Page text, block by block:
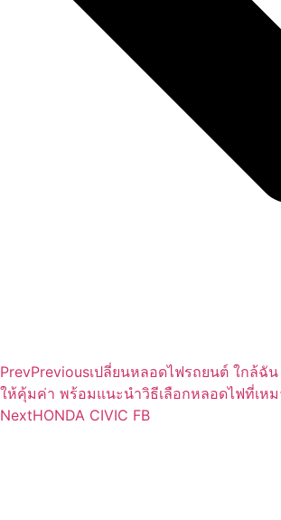
PrevPreviousเปลี่ยนหลอดไฟรถยนต์ ใกล้ฉัน
ให้คุ้มค่า พร้อมแนะนำวิธีเลือกหลอดไฟที่เห
NextHONDA CIVIC FB